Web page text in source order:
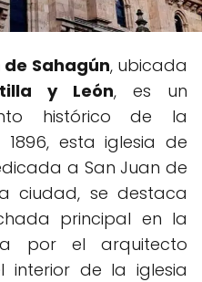
de Sahagún, ubicada
y León, es un
histórico de la
esta iglesia de
a San Juan de
ciudad, se destaca
principal en la
por el arquitecto
interior de la iglesia